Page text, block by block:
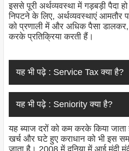
इससे पूरी अर्थव्यवस्था में गड़बड़ी पैदा
निपटने के लिए, अर्थव्यवस्थाएं आमतौर
को प्रणाली में और अधिक पैसा डालकर,
करके प्रतिक्रिया करती हैं।
यह भी पढ़े : Service Tax क्या है?
यह भी पढ़े : Seniority क्या है?
यह ब्याज दरों को कम करके किया जाता
खर्च और घटे हुए कराधान को भी इस